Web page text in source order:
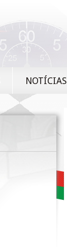
NOTÍCIAS